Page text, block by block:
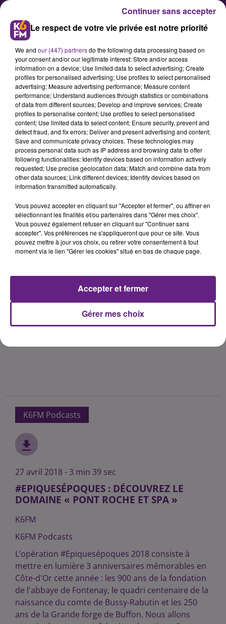
#Epiquesépoques : découvrez le
domaine « Pont Roche et Spa »
K6FM Podcasts
27 avril 2018 - 3 min 39 sec
#EPIQUESÉPOQUES : DÉCOUVREZ LE
DOMAINE « PONT ROCHE ET SPA »
K6FM
K6FM Podcasts
L’opération #Epiquesépoques 2018 consiste à
mettre en lumière 3 anniversaires mémorables en
Côte-d'Or cette année : les 900 ans de la fondation
de l'abbaye de Fontenay, le quadri centenaire de la
naissance du comte de Bussy-Rabutin et les 250
ans de la Grande forge de Buffon. Nous allons
Le respect de votre vie privée est notre priorité
We and our (447) partnersdo the following data processing based on
your consent and/or our legitimate interest: Store and/or access
information on a device; Use limited data to select advertising; Create
profiles for personalised advertising; Use profiles to select personalised
advertising; Measure advertising performance; Measure content
performance; Understand audiences through statistics or combinations
of data from different sources; Develop and improve services; Create
profiles to personalise content; Use profiles to select personalised
content; Use limited data to select content; Ensure security, prevent and
detect fraud, and fix errors; Deliver and present advertising and content;
Save and communicate privacy choices. These technologies may
process personal data such as IP address and browsing data to offer
following functionalities: Identify devices based on information actively
requested; Use precise geolocation data; Match and combine data from
other data sources; Link different devices; Identify devices based on
information transmitted automatically.
Vous pouvez accepter en cliquant sur "Accepter et fermer", ou affiner en
sélectionnant les finalités et/ou partenaires dans "Gérer mes choix".
Vous pouvez également refuser en cliquant sur "Continuer sans
accepter". Vos préférences ne s'appliqueront que pour ce site. Vous
pouvez mettre à jour vos choix, ou retirer votre consentement à tout
moment via le lien "Gérer les cookies" situé en bas de chaque page.
Gérer mes choix
Accepter et fermer
Continuer sans accepter